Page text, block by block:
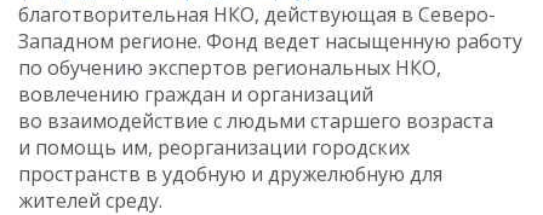
благотворительная НКО, действующая в Северо-
Западном регионе. Фонд ведет насыщенную работу
по обучению экспертов региональных НКО,
вовлечению граждан и организаций
во взаимодействие с людьми старшего возраста
и помощь им, реорганизации городских
пространств в удобную и дружелюбную для
жителей среду.